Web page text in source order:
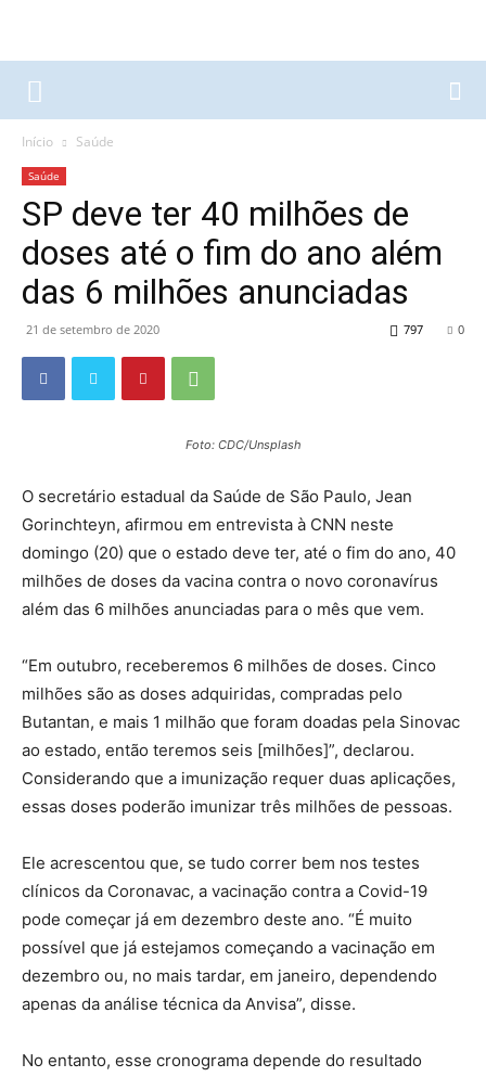
Início Saúde
Saúde
SP deve ter 40 milhões de
doses até o fim do ano além
das 6 milhões anunciadas
21 de setembro de 2020 0
797
Foto: CDC/Unsplash
O secretário estadual da Saúde de São Paulo, Jean
Gorinchteyn, afirmou em entrevista à CNN neste
domingo (20) que o estado deve ter, até o fim do ano, 40
milhões de doses da vacina contra o novo coronavírus
além das 6 milhões anunciadas para o mês que vem.
“Em outubro, receberemos 6 milhões de doses. Cinco
milhões são as doses adquiridas, compradas pelo
Butantan, e mais 1 milhão que foram doadas pela Sinovac
ao estado, então teremos seis [milhões]”, declarou.
Considerando que a imunização requer duas aplicações,
essas doses poderão imunizar três milhões de pessoas.
Ele acrescentou que, se tudo correr bem nos testes
clínicos da Coronavac, a vacinação contra a Covid-19
pode começar já em dezembro deste ano. “É muito
possível que já estejamos começando a vacinação em
dezembro ou, no mais tardar, em janeiro, dependendo
apenas da análise técnica da Anvisa”, disse.
No entanto, esse cronograma depende do resultado